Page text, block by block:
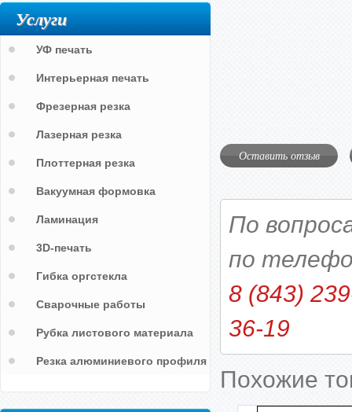
Оставить отзыв
По
по
8 (843)
36-19
Похожие
Услуги
УФ печать
Интерьерная печать
Фрезерная резка
Лазерная резка
Плоттерная резка
Вакуумная формовка
Ламинация
3D-печать
Гибка оргстекла
Сварочные работы
Рубка листового материала
Резка алюминиевого профиля